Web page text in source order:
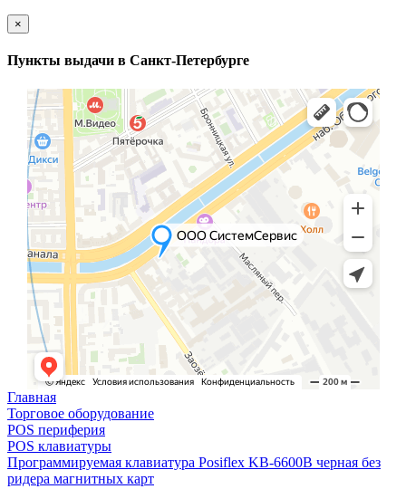
×
Пункты выдачи в Санкт-Петербурге
Главная
Торговое оборудование
POS периферия
POS клавиатуры
Программируемая клавиатура Posiflex KB-6600B черная без
ридера магнитных карт